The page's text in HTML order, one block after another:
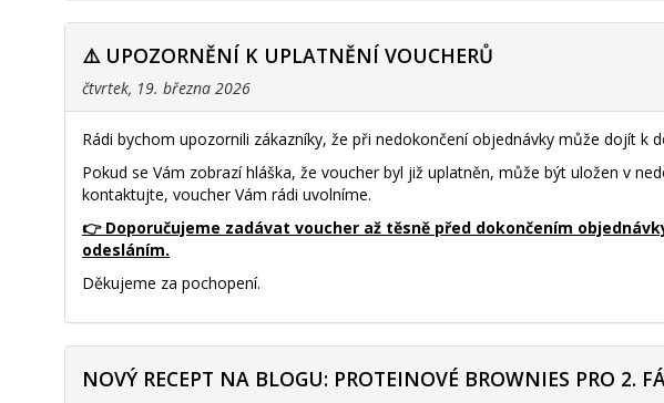
⚠️ UPOZORNĚNÍ K UPLATNĚNÍ VOUCHERŮ
čtvrtek, 19. března 2026
Rádi bychom upozornili zákazníky, že při nedokončení objednávky může dojít k
Pokud se Vám zobrazí hláška, že voucher byl již uplatněn, může být uložen v
kontaktujte, voucher Vám rádi uvolníme.
👉 Doporučujeme zadávat voucher až těsně před dokončením
odesláním.
Děkujeme za pochopení.
NOVÝ RECEPT NA BLOGU: PROTEINOVÉ BROWNIES PRO 2.